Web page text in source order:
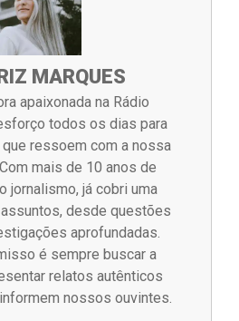
MARQUES
apaixonada na Rádio
todos os dias para
ressoem com a nossa
mais de 10 anos de
jornalismo, já cobri uma
desde questões
aprofundadas.
é sempre buscar a
relatos autênticos
nossos ouvintes.